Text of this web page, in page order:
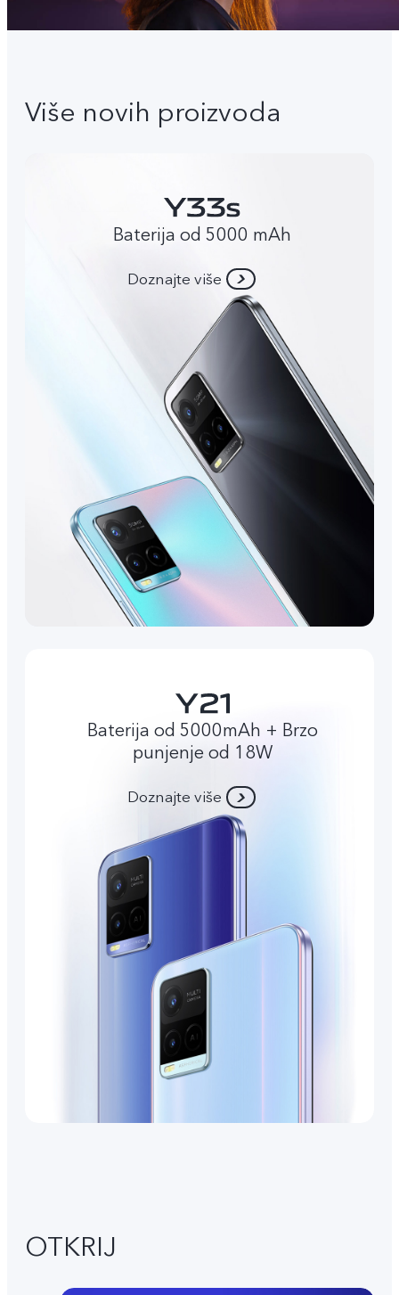
Više novih proizvoda
Baterija od 5000 mAh
Doznajte više
Baterija od 5000mAh + Brzo
punjenje od 18W
Doznajte više
OTKRIJ